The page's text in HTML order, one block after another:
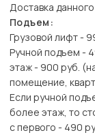
Доставка
Подъем:
Грузовой лифт -
Ручной подъем -
этаж - 900 руб.
помещение,
Если ручной
более этаж, то
с первого - 490